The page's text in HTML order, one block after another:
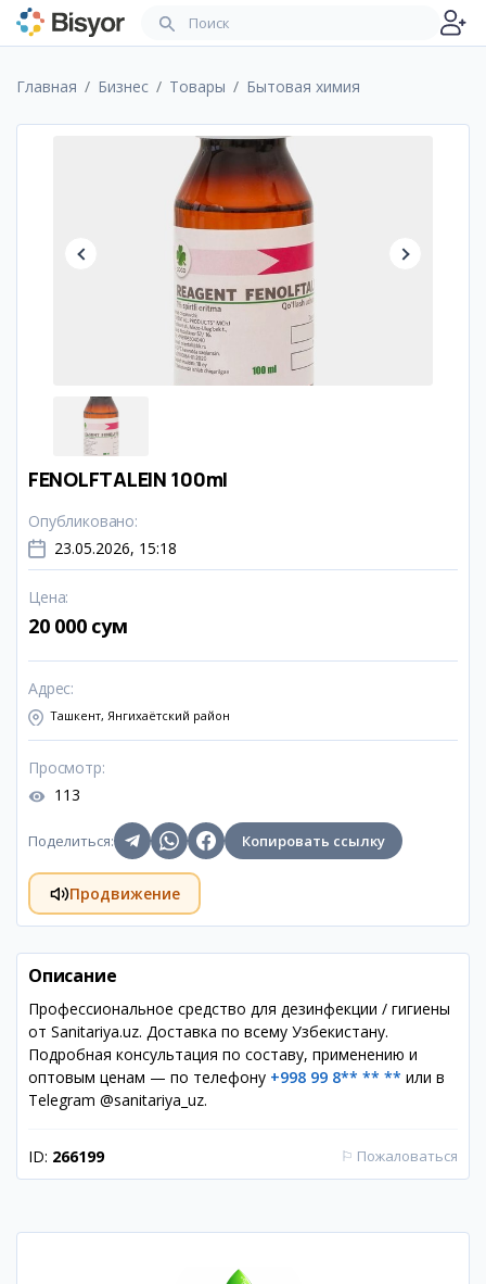
Главная Бизнес Товары Бытовая химия
FENOLFTALEIN 100ml
Опубликовано:
23.05.2026, 15:18
Цена:
20 000 сум
Адрес:
Ташкент, Янгихаётский район
Просмотр:
113
Поделиться: Копировать ссылку
Продвижение
Описание
Профессиональное средство для дезинфекции / гигиены
от Sanitariya.uz. Доставка по всему Узбекистану.
Подробная консультация по составу, применению и
оптовым ценам — по телефону +998 99 8** ** ** или в
Telegram @sanitariya_uz.
ID: 266199 ⚐ Пожаловаться